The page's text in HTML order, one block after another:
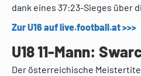
dank eines 37:23-Sieges über
Zur U16 auf live.football.at >>>
U18 11-Mann:
Der österreichische